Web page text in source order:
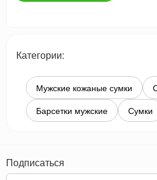
Категории:
Мужские кожаные сумки
Барсетки мужские
Сумки
Подписаться